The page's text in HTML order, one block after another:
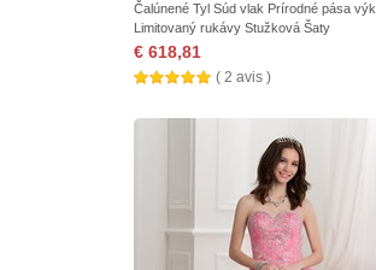
Čalúnené Tyl Súd vlak Prírodné pása
Limitovaný rukávy Stužková Šaty
€ 618,81
( 2 avis )